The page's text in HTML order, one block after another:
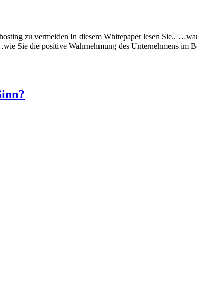
zu vermeiden In diesem Whitepaper lesen Sie..
…wie Sie die positive Wahrnehmung des